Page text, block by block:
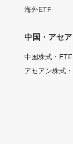
海外ETF
中国・アセ
中国株式・ETF
アセアン株式